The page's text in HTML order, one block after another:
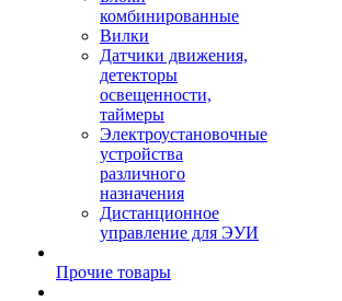
комбинированные
Вилки
Датчики движения,
детекторы
освещенности,
таймеры
Электроустановочные
устройства
различного
назначения
Дистанционное
управление для ЭУИ
Прочие товары